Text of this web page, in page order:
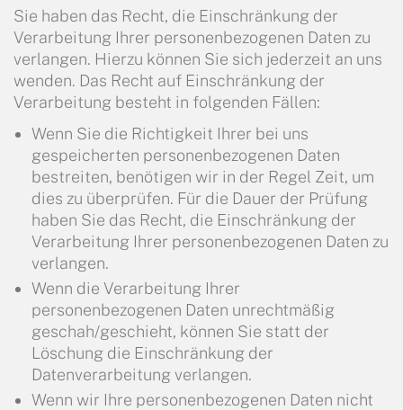
Sie haben das Recht, die Einschränkung der
Verarbeitung Ihrer personenbezogenen Daten zu
verlangen. Hierzu können Sie sich jederzeit an uns
wenden. Das Recht auf Einschränkung der
Verarbeitung besteht in folgenden Fällen:
Wenn Sie die Richtigkeit Ihrer bei uns
gespeicherten personenbezogenen Daten
bestreiten, benötigen wir in der Regel Zeit, um
dies zu überprüfen. Für die Dauer der Prüfung
haben Sie das Recht, die Einschränkung der
Verarbeitung Ihrer personenbezogenen Daten zu
verlangen.
Wenn die Verarbeitung Ihrer
personenbezogenen Daten unrechtmäßig
geschah/geschieht, können Sie statt der
Löschung die Einschränkung der
Datenverarbeitung verlangen.
Wenn wir Ihre personenbezogenen Daten nicht